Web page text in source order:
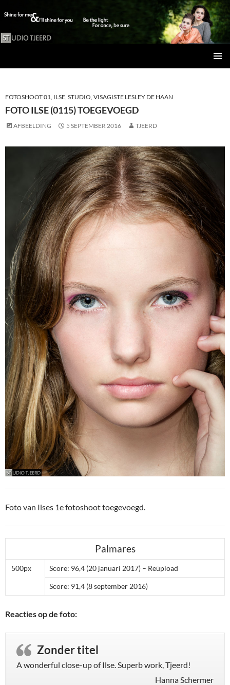
INHOUD
FOTOSHOOT 01, ILSE, STUDIO, VISAGISTE LESLEY DE HAAN
FOTO ILSE (0115) TOEGEVOEGD
AFBEELDING 5 SEPTEMBER 2016 TJEERD
Foto van Ilses 1e fotoshoot toegevoegd.
Palmares
500px Score: 96,4 (20 januari 2017) – Reüpload
Score: 91,4 (8 september 2016)
Reacties op de foto:
Zonder titel
A wonderful close-up of Ilse. Superb work, Tjeerd!
Hanna Schermer